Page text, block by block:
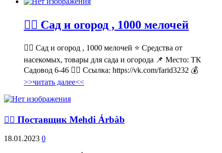
💁‍♂ Сад и огород , 1000 мелочей
💁‍♂ Сад и огород , 1000 мелочей ⭐ Средства от
насекомых, товары для сада и огорода 📌 Место: ТК
Садовод 6-46 👉🏻 Ссылка: https://vk.com/farid3232 💰
>>читать далее<<
💁‍♂ Поставщик Mehdi Árbàb
18.01.2023 0